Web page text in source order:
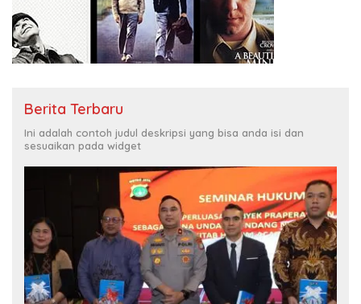
Berita Terbaru
Ini adalah contoh judul deskripsi yang bisa anda isi dan
sesuaikan pada widget